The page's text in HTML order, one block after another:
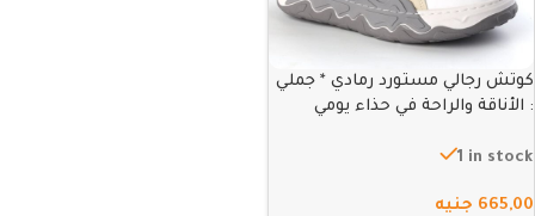
كوتش رجالي مستورد رمادي * جملي
: الأناقة والراحة في حذاء يومي
1 in stock
665,00 جنيه